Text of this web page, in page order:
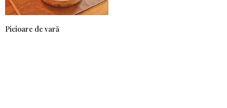
Picioare de vară